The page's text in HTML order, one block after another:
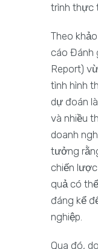
trình thực
Theo
cáo Đánh
Report)
tình hình
dự đoán
và nhiều
doanh
tưởng
chiến
quả có
đáng kể
nghiệp.
Qua đó,